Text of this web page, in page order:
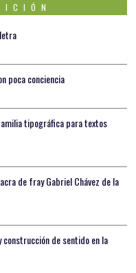
poca conciencia
tipográfica para textos
de fray Gabriel Chávez de la
de sentido en la